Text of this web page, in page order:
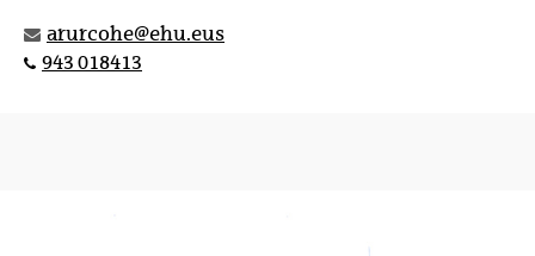
arurcohe@ehu.eus
943 018413